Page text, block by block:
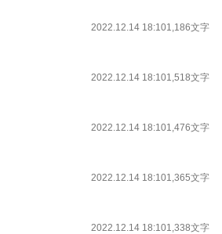
2022.12.14 18:101,186文字
2022.12.14 18:101,518文字
2022.12.14 18:101,476文字
2022.12.14 18:101,365文字
2022.12.14 18:101,338文字